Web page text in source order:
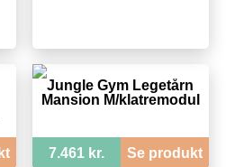
Jungle Gym Legetårn
Mansion M/klatremodul
7.461 kr. Se produkt